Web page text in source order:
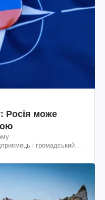
Росія може
і громадський